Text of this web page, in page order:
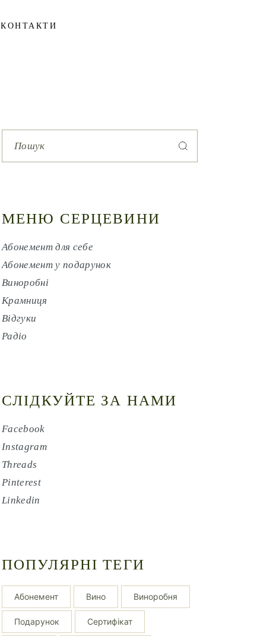
КОНТАКТИ
Search
for:
МЕНЮ СЕРЦЕВИНИ
Абонемент для себе
Абонемент у подарунок
Виноробні
Крамниця
Відгуки
Радіо
СЛІДКУЙТЕ ЗА НАМИ
Facebook
Instagram
Threads
Pinterest
Linkedin
ПОПУЛЯРНІ ТЕГИ
Абонемент Вино Виноробня
Подарунок Сертифікат